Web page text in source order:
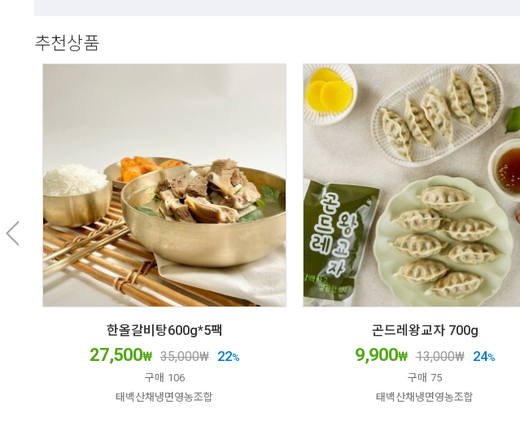
추천상품
한올갈비탕600g*5팩
27,500₩ 35,000₩ 22%
구매 106
태백산채냉면영농조합
곤드레왕교자 700g
9,900₩ 13,000₩ 24%
구매 75
태백산채냉면영농조합